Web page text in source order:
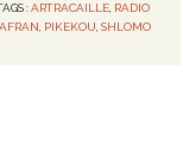
:ARTRACAILLE, RADIO
, PIKEKOU,SHLOMO